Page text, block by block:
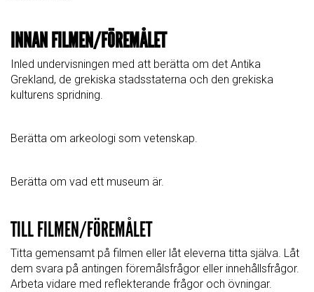
INNAN FILMEN/FÖREMÅLET
Inled undervisningen med att berätta om det Antika
Grekland, de grekiska stadsstaterna och den grekiska
kulturens spridning.
Berätta om arkeologi som vetenskap.
Berätta om vad ett museum är.
TILL FILMEN/FÖREMÅLET
Titta gemensamt på filmen eller låt eleverna titta själva. Låt
dem svara på antingen föremålsfrågor eller innehållsfrågor.
Arbeta vidare med reflekterande frågor och övningar.